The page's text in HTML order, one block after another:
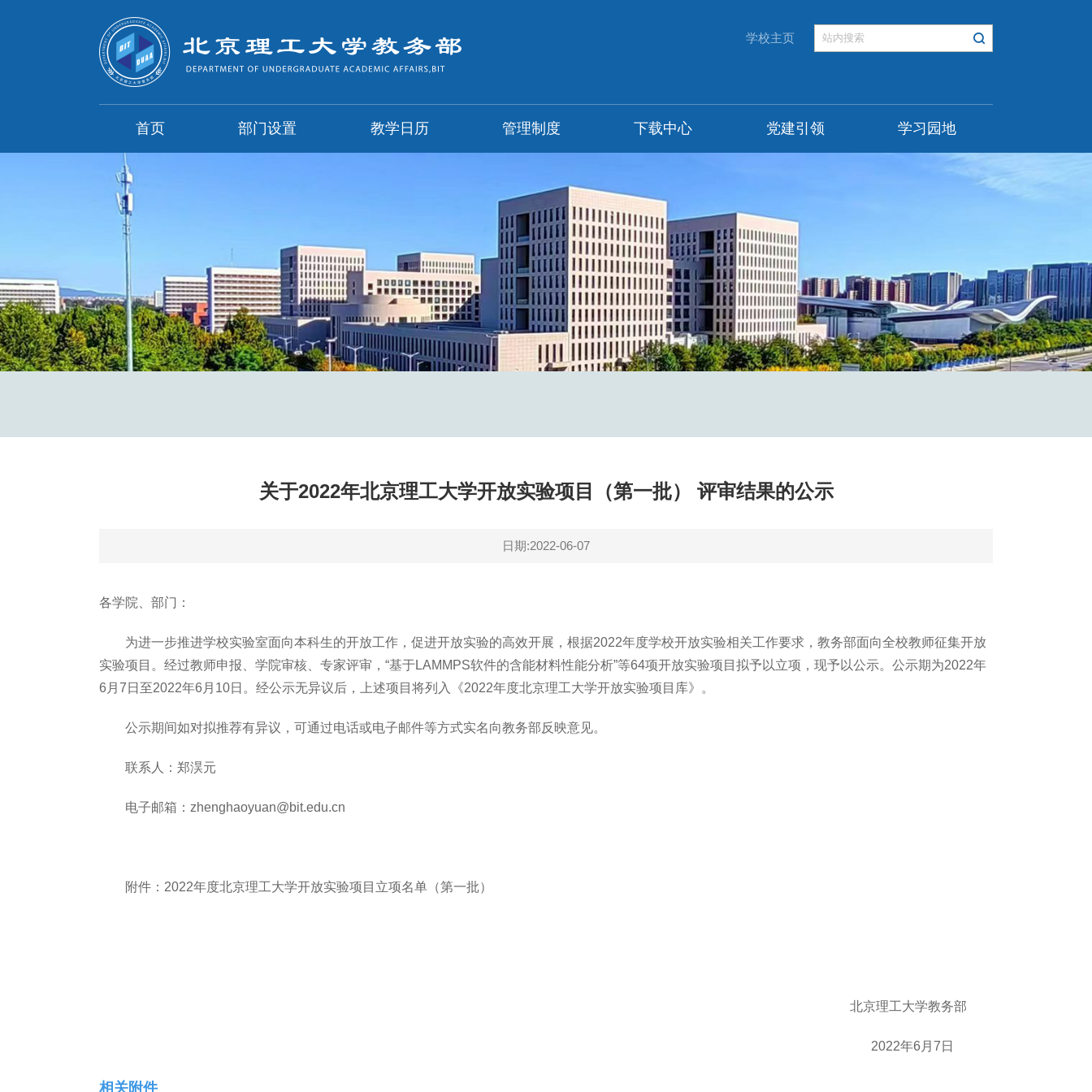
学校主页
首页 部门设置 教学日历 管理制度 下载中心 党建引领 学习园地
关于2022年北京理工大学开放实验项目（第一批） 评审结果的公示
日期:2022-06-07
各学院、部门：
为进一步推进学校实验室面向本科生的开放工作，促进开放实验的高效开展，根据2022年度学校开放实验相关工作要求，教务部面向全校教师征集开放
实验项目。经过教师申报、学院审核、专家评审，“基于LAMMPS软件的含能材料性能分析”等64项开放实验项目拟予以立项，现予以公示。公示期为2022年
6月7日至2022年6月10日。经公示无异议后，上述项目将列入《2022年度北京理工大学开放实验项目库》。
公示期间如对拟推荐有异议，可通过电话或电子邮件等方式实名向教务部反映意见。
联系人：郑淏元
电子邮箱：zhenghaoyuan@bit.edu.cn
附件：2022年度北京理工大学开放实验项目立项名单（第一批）
北京理工大学教务部
2022年6月7日
相关附件